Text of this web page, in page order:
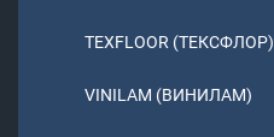
TEXFLOOR (ТЕКСФЛОР)
VINILAM (ВИНИЛАМ)